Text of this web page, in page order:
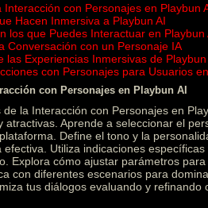
con Personajes en Playbun
Hacen Inmersiva a Playbun AI
los que Puedes Interactuar en Playbun
Conversación con un Personaje IA
las Experiencias Inmersivas de Playbun
con Personajes para Usuarios
con Personajes en Playbun AI
la Interacción con Personajes en
atractivas. Aprende a seleccionar el
Define el tono y la
Utiliza indicaciones
Explora cómo ajustar parámetros
con diferentes escenarios para
tus diálogos evaluando y refinando